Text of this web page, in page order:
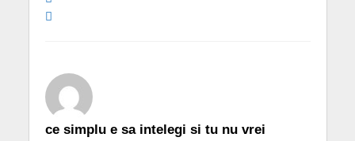
ce simplu e sa intelegi si tu nu vrei